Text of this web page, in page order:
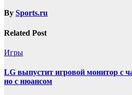
By Sports.ru
Related Post
Игры
LG выпустит игровой монитор с
но с нюансом